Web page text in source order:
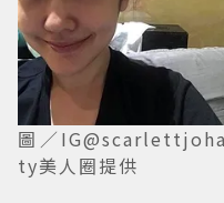
圖／
ty美人圈提供